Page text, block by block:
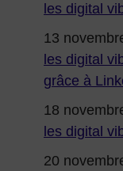
les digital
13
les digital
grâce à
18
les digital
20